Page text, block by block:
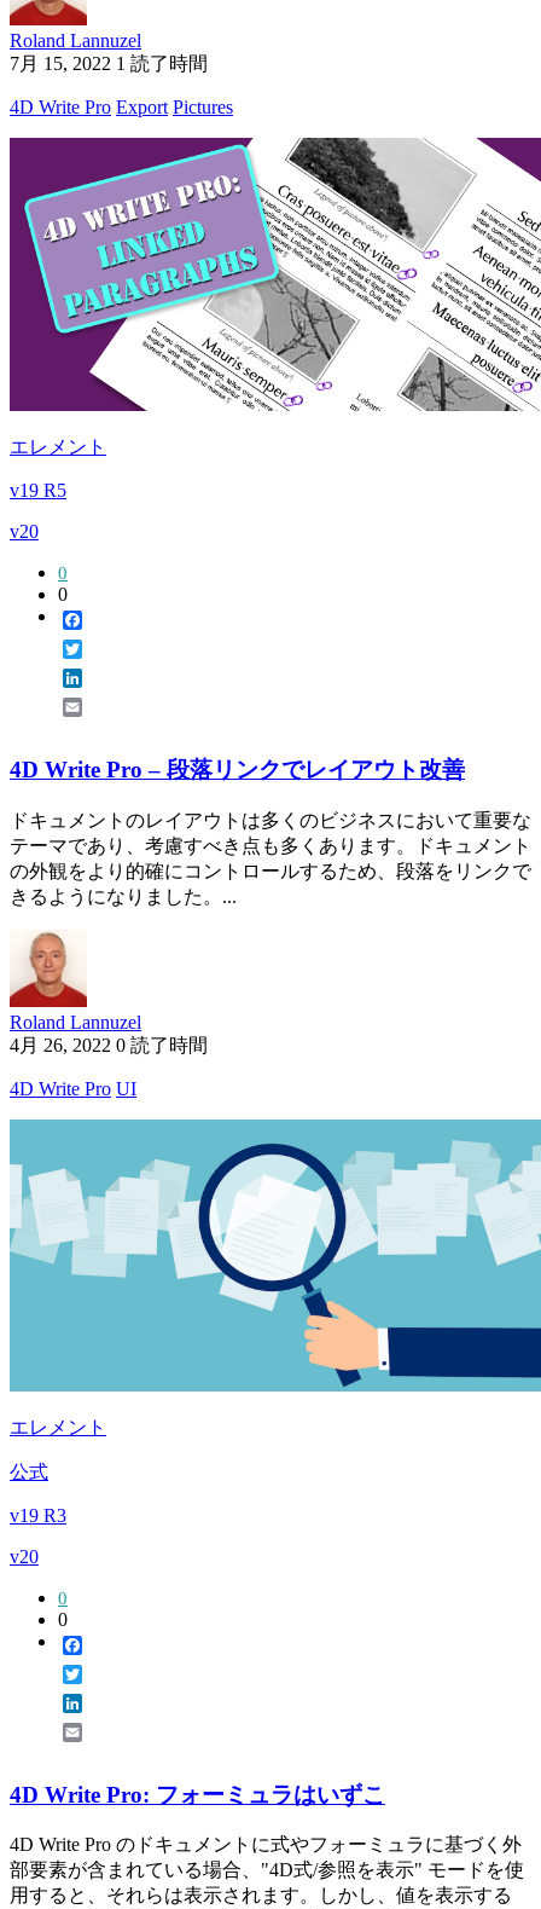
Roland Lannuzel
7月 15, 2022 1 読了時間
4D Write Pro Export Pictures
エレメント
v19 R5
v20
0
0
4D Write Pro – 段落リンクでレイアウト改善
ドキュメントのレイアウトは多くのビジネスにおいて重要な
テーマであり、考慮すべき点も多くあります。ドキュメント
の外観をより的確にコントロールするため、段落をリンクで
きるようになりました。...
Roland Lannuzel
4月 26, 2022 0 読了時間
4D Write Pro UI
エレメント
公式
v19 R3
v20
0
0
4D Write Pro: フォーミュラはいずこ
4D Write Pro のドキュメントに式やフォーミュラに基づく外
部要素が含まれている場合、"4D式/参照を表示" モードを使
用すると、それらは表示されます。しかし、値を表示する